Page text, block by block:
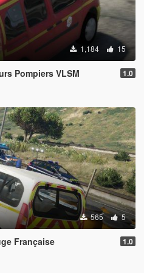
1,184 15
Pompiers VLSM 1.0
565 5
Française 1.0